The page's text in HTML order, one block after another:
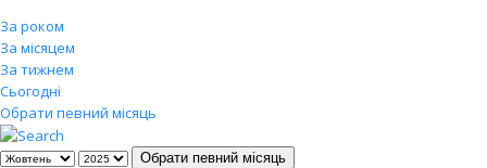
За роком
За місяцем
За тижнем
Сьогодні
Обрати певний місяць
Обрати певний місяць